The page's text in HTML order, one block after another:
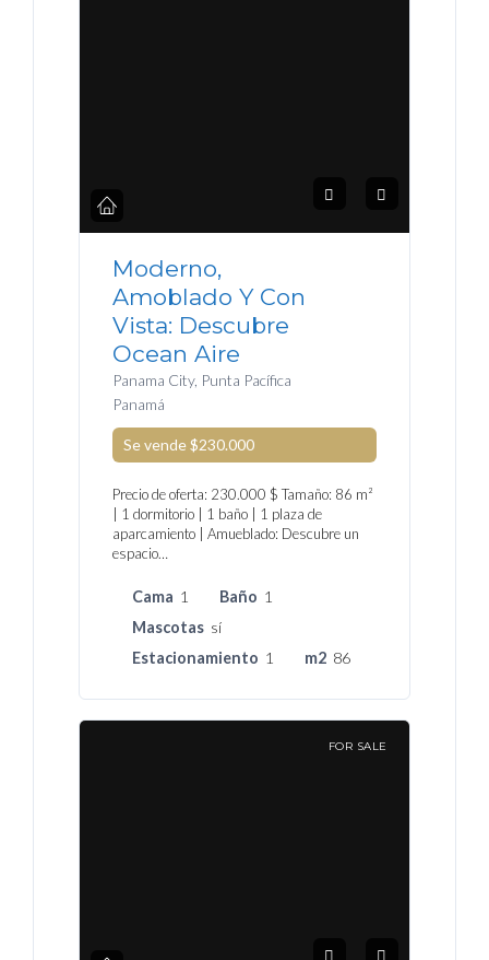
Moderno,
Amoblado Y Con
Vista: Descubre
Ocean Aire
Panama City, Punta Pacífica
Panamá
Se vende$230.000
Precio de oferta: 230.000 $ Tamaño: 86 m²
| 1 dormitorio | 1 baño | 1 plaza de
aparcamiento | Amueblado: Descubre un
espacio…
Cama 1 Baño 1
Mascotas sí
Estacionamiento 1 m2 86
FOR SALE